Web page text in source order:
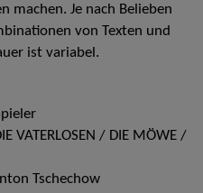
machen. Je nach Belieben
von Texten und
ist variabel.
VATERLOSEN / DIE MÖWE /
Tschechow